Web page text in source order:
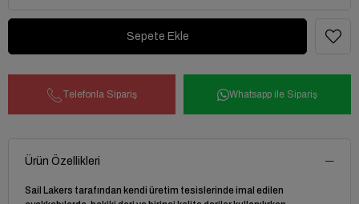
Telefonla Sipariş Whatsapp ile Sipariş
Ürün Özellikleri
Sail Lakers tarafından kendi üretim tesislerinde imal edilen